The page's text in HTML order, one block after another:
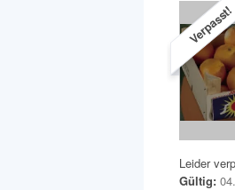
Verpasst!
Leider
Gültig: